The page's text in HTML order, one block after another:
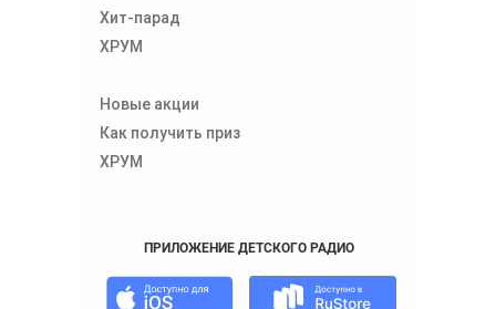
Хит-парад
ХРУМ
Новые акции
Как получить приз
ХРУМ
ПРИЛОЖЕНИЕ ДЕТСКОГО РАДИО